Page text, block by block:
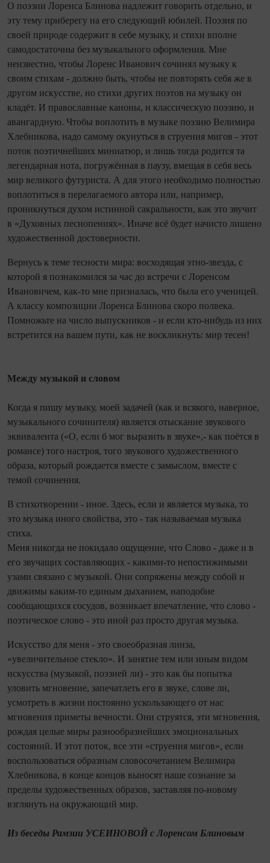
О поэзии Лоренса Блинова надлежит говорить отдельно, и
эту тему приберегу на его следующий юбилей. Поэзия по
своей природе содержит в себе музыку, и стихи вполне
самодостаточны без музыкального оформления. Мне
неизвестно, чтобы Лоренс Иванович сочинял музыку к
своим стихам - должно быть, чтобы не повторять себя же в
другом искусстве, но стихи других поэтов на музыку он
кладёт. И православные каноны, и классическую поэзию, и
авангардную. Чтобы воплотить в музыке поэзию Велимира
Хлебникова, надо самому окунуться в струения мигов - этот
поток поэтичнейших миниатюр, и лишь тогда родится та
легендарная нота, погружённая в паузу, вмещая в себя весь
мир великого футуриста. А для этого необходимо полностью
воплотиться в перелагаемого автора или, например,
проникнуться духом истинной сакральности, как это звучит
в «Духовных песнопениях». Иначе всё будет начисто лишено
художественной достоверности.
Вернусь к теме тесности мира: восходящая этно-звезда, с
которой я познакомился за час до встречи с Лоренсом
Ивановичем, как-то мне призналась, что была его ученицей.
А классу композиции Лоренса Блинова скоро полвека.
Помножьте на число выпускников - и если кто-нибудь из них
встретится на вашем пути, как не воскликнуть: мир тесен!
Между музыкой и словом
Когда я пишу музыку, моей задачей (как и всякого, наверное,
музыкального сочинителя) является отыскание звукового
эквивалента («О, если б мог выразить в звуке»,- как поётся в
романсе) того настроя, того звукового художественного
образа, который рождается вместе с замыслом, вместе с
темой сочинения.
В стихотворении - иное. Здесь, если и является музыка, то
это музыка иного свойства, это - так называемая музыка
стиха.
Меня никогда не покидало ощущение, что Слово - даже и в
его звучащих составляющих - какими-то непостижимыми
узами связано с музыкой. Они сопряжены между собой и
движимы каким-то единым дыханием, наподобие
сообщающихся сосудов, возникает впечатление, что слово -
поэтическое слово - это иной раз просто другая музыка.
Искусство для меня - это своеобразная линза,
«увеличительное стекло». И занятие тем или иным видом
искусства (музыкой, поэзией ли) - это как бы попытка
уловить мгновение, запечатлеть его в звуке, слове ли,
усмотреть в жизни постоянно ускользающего от нас
мгновения приметы вечности. Они струятся, эти мгновения,
рождая целые миры разнообразнейших эмоциональных
состояний. И этот поток, все эти «струения мигов», если
воспользоваться образным словосочетанием Велимира
Хлебникова, в конце концов выносят наше сознание за
пределы художественных образов, заставляя по-новому
взглянуть на окружающий мир.
Из беседы Рамзии УСЕИНОВОЙ с Лоренсом Блиновым